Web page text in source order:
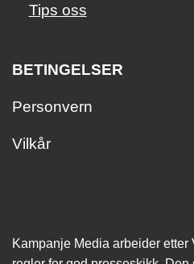
Tips oss
BETINGELSER
Personvern
Vilkår
Kampanje Media arbeider